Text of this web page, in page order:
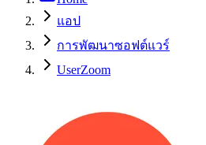
แอป
การพัฒนาซอฟต์แวร์
UserZoom